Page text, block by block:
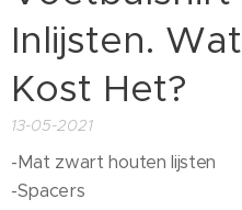
Inlijsten. Wat
Kost Het?
13-05-2021
-Mat zwart houten lijsten
-Spacers